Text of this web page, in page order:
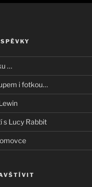
…
i fotkou…
s Lucy Rabbit